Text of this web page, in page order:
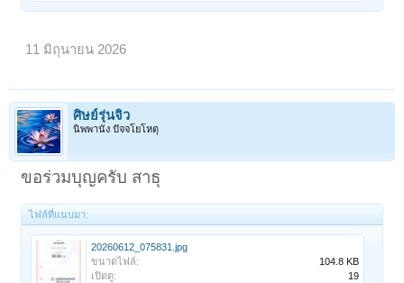
11 มิถุนายน 2026
ศิษย์รุ่นจิ๋ว
นิพพานัง ปัจจโยโหตุ
ขอร่วมบุญครับ สาธุ
ไฟล์ที่แนบมา:
20260612_075831.jpg
ขนาดไฟล์:
104.8 KB
เปิดดู:
19